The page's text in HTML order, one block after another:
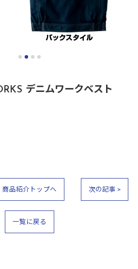
デニムワークベスト
商品紹介トップへ 次の記事 >
一覧に戻る